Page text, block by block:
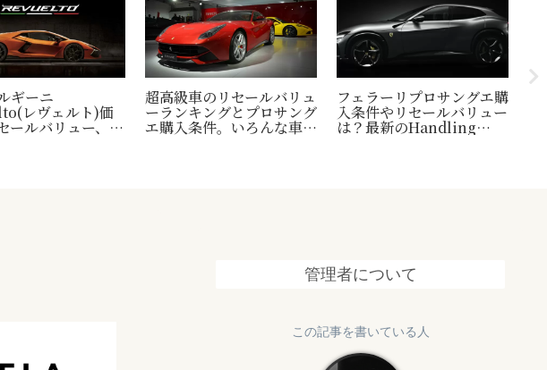
ギーニ
レヴェルト)価
ールバリュー、納
超高級車のリセールバリュ
ーランキングとプロサング
エ購入条件。いろんな車の
フェラーリプロサングエ購
入条件やリセールバリュー
は？最新のHandling
管理者について
この記事を書いている人